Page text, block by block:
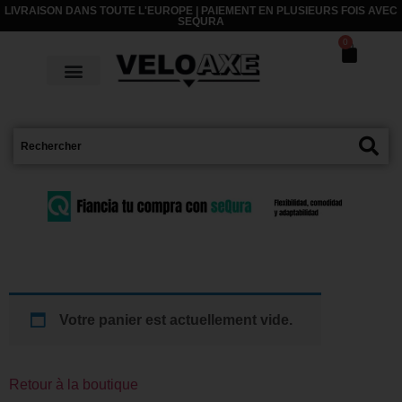
LIVRAISON DANS TOUTE L'EUROPE | PAIEMENT EN PLUSIEURS FOIS AVEC
SEQURA
0
Votre panier est actuellement vide.
Retour à la boutique